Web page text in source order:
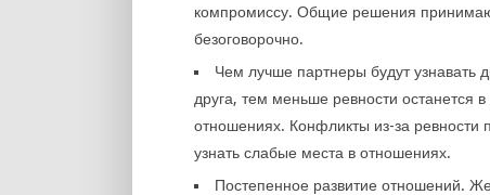
компромиссу. Общие решения
безоговорочно.
Чем лучше партнеры будут узнавать
друга, тем меньше ревности останется в
отношениях. Конфликты из-за ревности
узнать слабые места в отношениях.
Постепенное развитие отношений.